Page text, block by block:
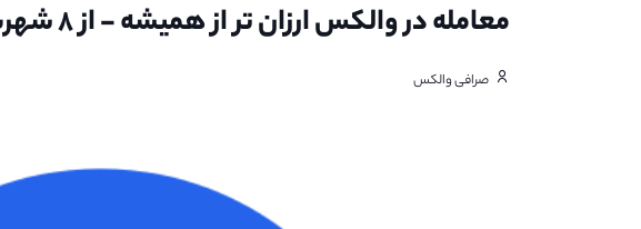
معامله در والکس ارزان تر از همیشه - از ۸ شهریور ماه
صرافی والکس